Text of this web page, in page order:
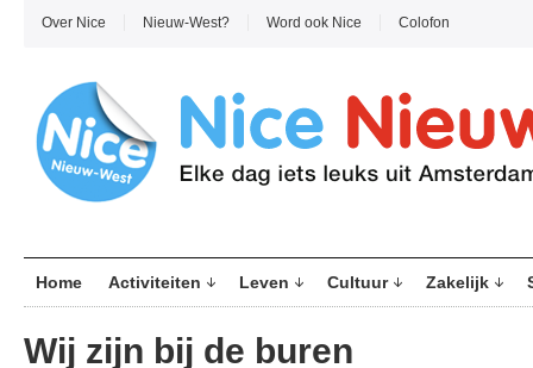
Over Nice Nieuw-West? Word ook Nice Colofon
Home Activiteiten Leven Cultuur Zakelijk
Wij zijn bij de buren